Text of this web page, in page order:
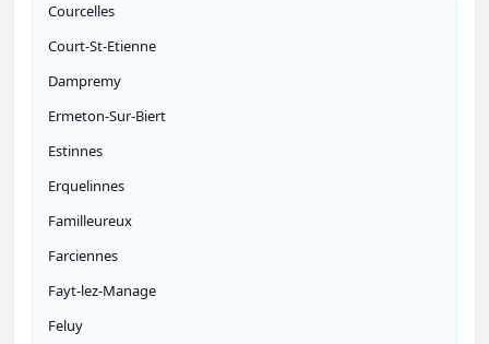
Courcelles
Court-St-Etienne
Dampremy
Ermeton-Sur-Biert
Estinnes
Erquelinnes
Familleureux
Farciennes
Fayt-lez-Manage
Feluy